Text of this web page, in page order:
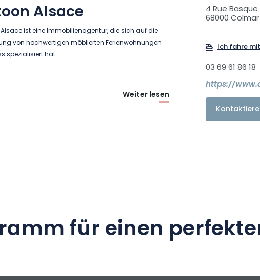
Alsace
ist eine Immobilienagentur, die sich auf die
von hochwertigen möblierten Ferienwohnungen
spezialisiert hat.
Weiter lesen
4 Rue Basque
68000 Colmar
Ich fahre
03 69 61 86 18
https://
für einen